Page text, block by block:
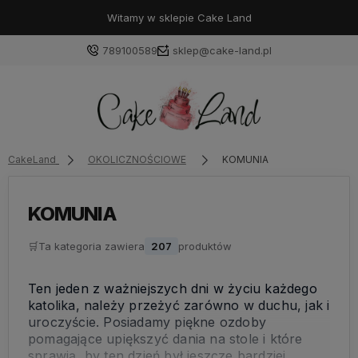
Witamy w sklepie Cake Land
789100589 sklep@cake-land.pl
zaloguj się, aby przywrócić dodane produkty do listy
z poprzedniej sesji.
CakeLand OKOLICZNOŚCIOWE KOMUNIA
KOMUNIA
🛒Ta kategoria zawiera 207 produktów
Ten jeden z ważniejszych dni w życiu każdego
katolika, należy przeżyć zarówno w duchu, jak i
uroczyście. Posiadamy piękne ozdoby
pomagające upiększyć dania na stole i które